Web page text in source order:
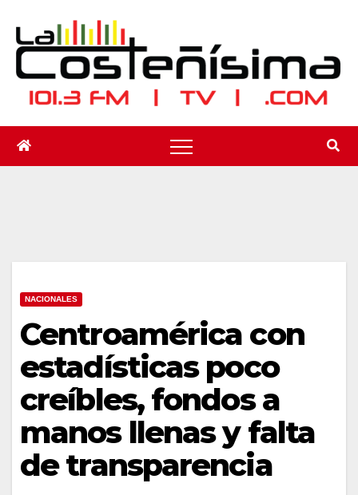
contenido
NACIONALES
Centroamérica con
estadísticas poco
creíbles, fondos a
manos llenas y falta
de transparencia